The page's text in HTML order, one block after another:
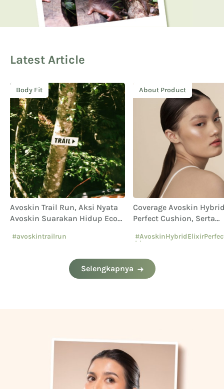
Latest Article
Body Fit
Avoskin Trail Run, Aksi Nyata
Avoskin Suarakan Hidup Eco
#avoskintrailrun
About Product
Coverage Avoskin
Perfect Cushion, Serta
hion
#AvoskinYourSkinBae
#CushionAvoskin
Selengkapnya